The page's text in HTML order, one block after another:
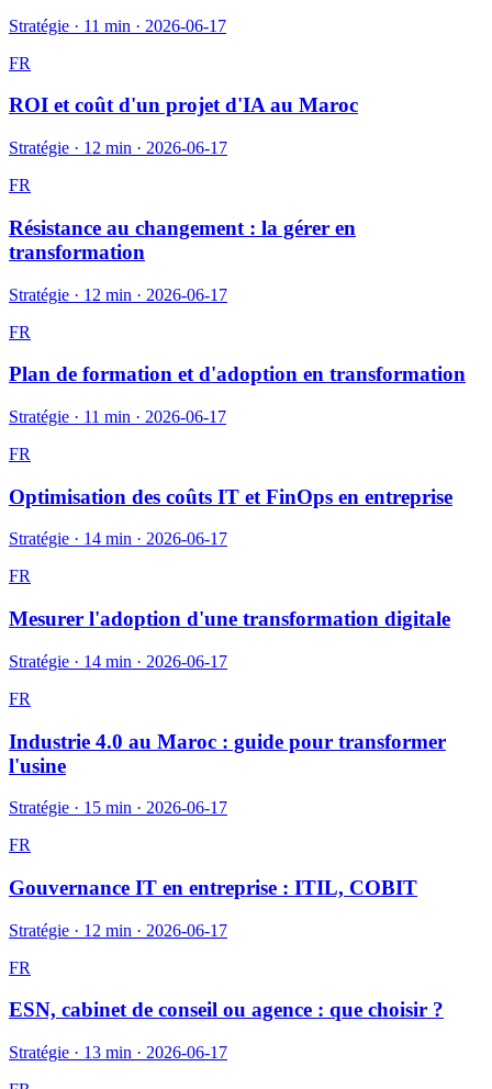
Stratégie · 11 min · 2026-06-17
FR
ROI et coût d'un projet d'IA au Maroc
Stratégie · 12 min · 2026-06-17
FR
Résistance au changement : la gérer en
transformation
Stratégie · 12 min · 2026-06-17
FR
Plan de formation et d'adoption en transformation
Stratégie · 11 min · 2026-06-17
FR
Optimisation des coûts IT et FinOps en entreprise
Stratégie · 14 min · 2026-06-17
FR
Mesurer l'adoption d'une transformation digitale
Stratégie · 14 min · 2026-06-17
FR
Industrie 4.0 au Maroc : guide pour transformer
l'usine
Stratégie · 15 min · 2026-06-17
FR
Gouvernance IT en entreprise : ITIL, COBIT
Stratégie · 12 min · 2026-06-17
FR
ESN, cabinet de conseil ou agence : que choisir ?
Stratégie · 13 min · 2026-06-17